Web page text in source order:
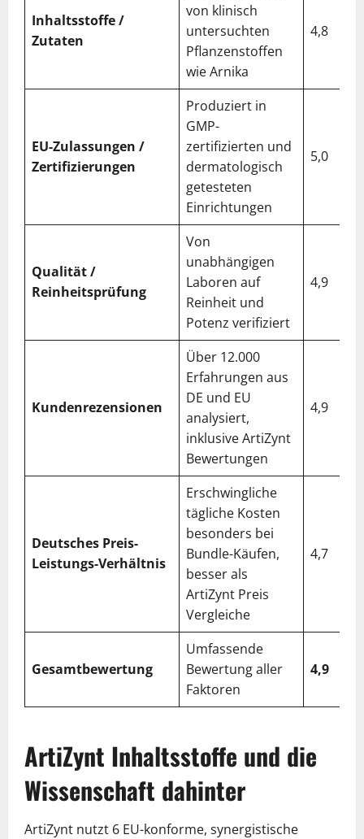
Inhaltsstoffe /
Zutaten
von klinisch
untersuchten
Pflanzenstoffen
wie Arnika
4,8
EU-Zulassungen /
Zertifizierungen
Produziert in
GMP-
zertifizierten und
dermatologisch
getesteten
Einrichtungen
5,0
Qualität /
Reinheitsprüfung
Von
unabhängigen
Laboren auf
Reinheit und
Potenz verifiziert
4,9
Kundenrezensionen
Über 12.000
Erfahrungen aus
DE und EU
analysiert,
inklusive ArtiZynt
Bewertungen
4,9
Deutsches Preis-
Leistungs-Verhältnis
Erschwingliche
tägliche Kosten
besonders bei
Bundle-Käufen,
besser als
ArtiZynt Preis
Vergleiche
4,7
Gesamtbewertung
Umfassende
Bewertung aller
Faktoren
4,9
ArtiZynt Inhaltsstoffe und die
Wissenschaft dahinter
ArtiZynt nutzt 6 EU-konforme, synergistische